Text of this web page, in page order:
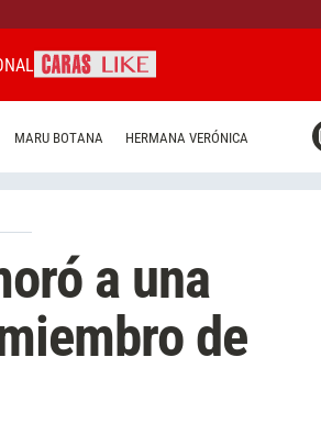
MARU BOTANA HERMANA VERÓNICA
a una
de